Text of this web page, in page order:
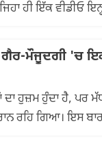
ਹੀ ਇੱਕ ਵੀਡੀਓ
ਗੈਰ-ਮੌਜੂਦਗੀ 'ਚ
ਹੁਜ਼ਮ ਹੁੰਦਾ ਹੈ, ਪਰ
ਰਹਿ ਗਿਆ। ਇਸ